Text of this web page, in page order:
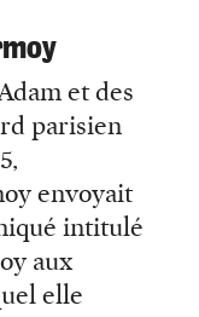
et des
parisien
envoyait
intitulé
aux
elle